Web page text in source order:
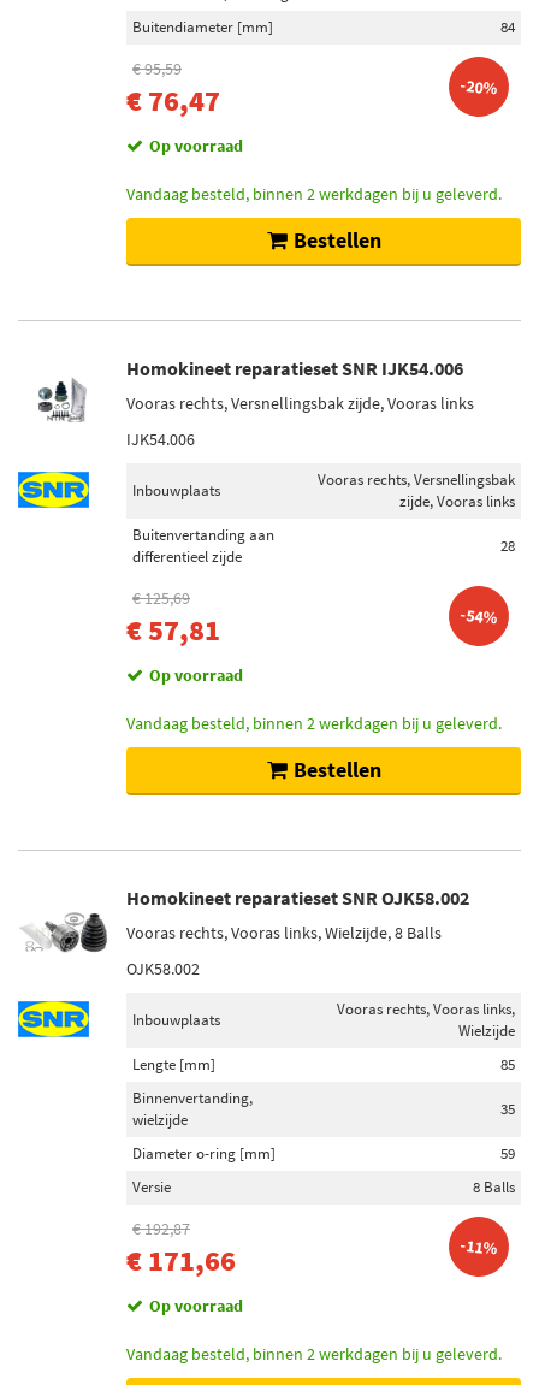
Buitendiameter [mm]
84
€ 95,59
€ 76,47 -20%
Op voorraad
Vandaag besteld, binnen 2 werkdagen bij u geleverd.
Bestellen
Homokineet reparatieset SNR IJK54.006
Vooras rechts, Versnellingsbak zijde, Vooras links
IJK54.006
Inbouwplaats
Vooras rechts, Versnellingsbak
zijde, Vooras links
Buitenvertanding aan
differentieel zijde
28
€ 125,69
€ 57,81 -54%
Op voorraad
Vandaag besteld, binnen 2 werkdagen bij u geleverd.
Bestellen
Homokineet reparatieset SNR OJK58.002
Vooras rechts, Vooras links, Wielzijde, 8 Balls
OJK58.002
Inbouwplaats
Vooras rechts, Vooras links,
Wielzijde
Lengte [mm]
85
Binnenvertanding,
wielzijde
35
Diameter o-ring [mm]
59
Versie
8 Balls
€ 192,87
€ 171,66 -11%
Op voorraad
Vandaag besteld, binnen 2 werkdagen bij u geleverd.